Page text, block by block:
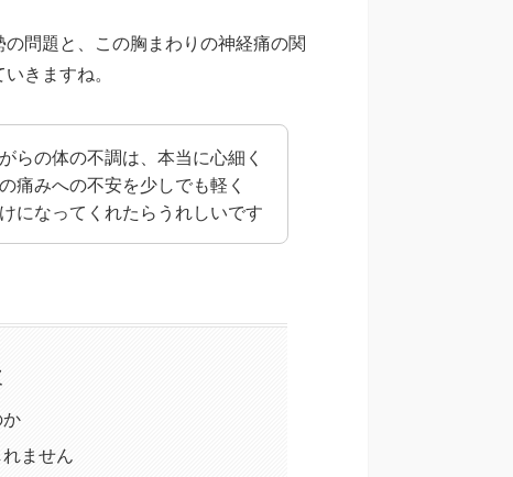
問題と、この胸まわりの神経痛の関
きますね。
らの体の不調は、本当に心細く
痛みへの不安を少しでも軽く
になってくれたらうれしいです
ません